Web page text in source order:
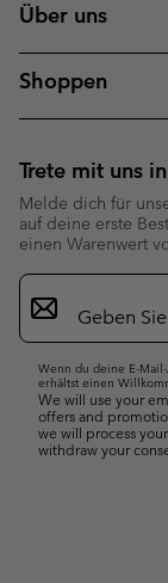
Über uns
Shoppen
Trete mit uns
Melde dich für
auf deine erste
einen Warenwert
Newsletter-
Anmeldung
Wenn du deine E-
erhältst einen
We will use your
offers and
we will process
withdraw your